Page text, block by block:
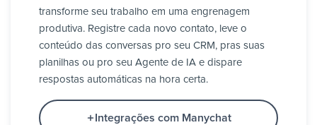
transforme seu trabalho em uma engrenagem
produtiva. Registre cada novo contato, leve o
conteúdo das conversas pro seu CRM, pras suas
planilhas ou pro seu Agente de IA e dispare
respostas automáticas na hora certa.
Integrações com Manychat